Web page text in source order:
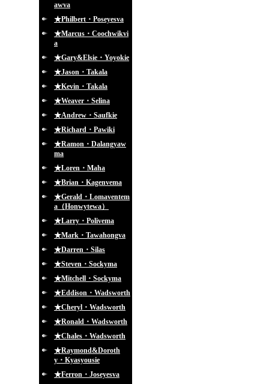
awva
★Philbert・Poseyesva
★Marcus・Coochwikvi
a
★Gary&Elsie・Yoyokie
★Jason・Takala
★Kevin・Takala
★Weaver・Selina
★Andrew・Saufkie
★Richard・Pawiki
★Ramon・Dalangyaw
ma
★Loren・Maha
★Brian・Kagenvema
★Gerald・Lomaventem
a（Honwytewa）
★Larry・Polivema
★Mark・Tawahongva
★Darren・Silas
★Steven・Sockyma
★Mitchell・Sockyma
★Eddison・Wadsworth
★Cheryl・Wadsworth
★Ronald・Wadsworth
★Chales・Wadsworth
★Raymond&Doroth
y・Kyasyousie
★Ferron・Joseyesva